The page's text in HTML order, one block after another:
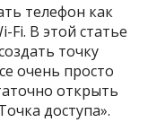
телефон как
В этой статье
точку
очень просто
открыть
доступа».